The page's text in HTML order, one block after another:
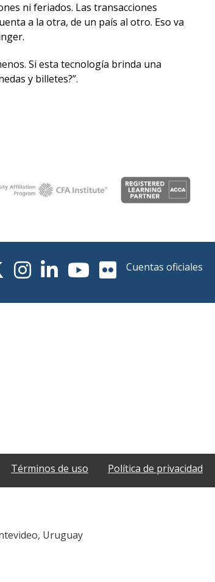
ni feriados. Las transacciones
a la otra, de un país al otro. Eso va
Si esta tecnología brinda una
y billetes?”.
Cuentas oficiales
Términos de uso Política de privacidad
Uruguay